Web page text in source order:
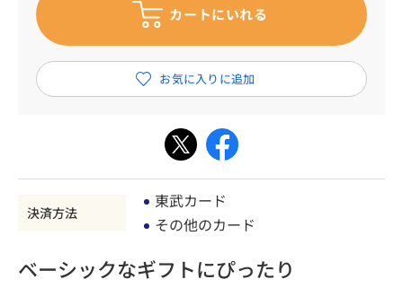
決済方法
東武カード
その他のカード
ベーシックなギフトにぴったり